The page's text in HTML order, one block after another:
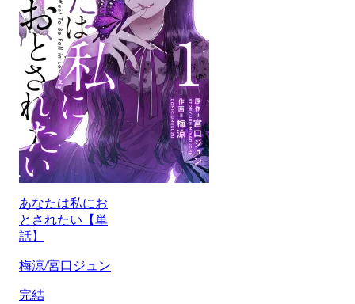
あなたは私にお
とされたい【単
話】
梅涼/宮口ジュン
完結